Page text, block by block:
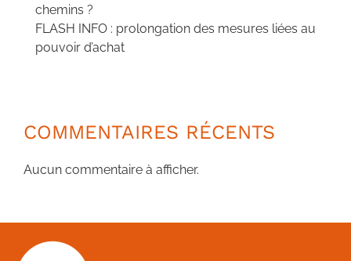
chemins ?
FLASH INFO : prolongation des mesures liées au
pouvoir d’achat
COMMENTAIRES RÉCENTS
Aucun commentaire à afficher.